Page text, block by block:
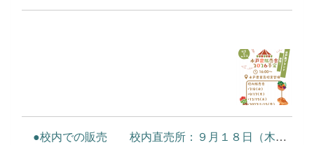
●校内での販売 校内直売所：９月１８日（木）１６：００～１...